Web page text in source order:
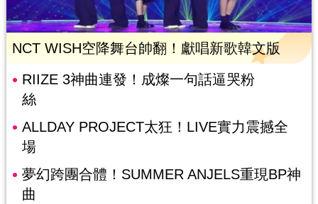
NCT WISH空降舞台帥翻！獻唱新歌韓文版
RIIZE 3神曲連發！成燦一句話逼哭粉
絲
ALLDAY PROJECT太狂！LIVE實力震撼全
場
夢幻跨團合體！SUMMER ANJELS重現BP神
曲